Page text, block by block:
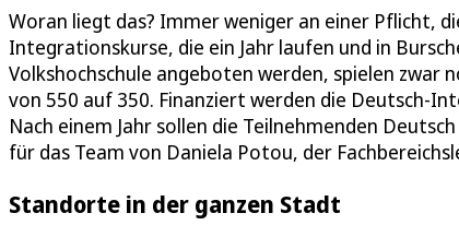
Woran liegt das? Immer weniger an einer Pflicht,
Integrationskurse, die ein Jahr laufen und in
Volkshochschule angeboten werden, spielen zwar
von 550 auf 350. Finanziert werden die Deutsch-
Nach einem Jahr sollen die Teilnehmenden
für das Team von Daniela Potou, der
Standorte in der ganzen Stadt